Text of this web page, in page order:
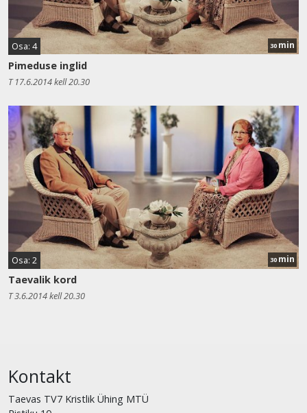
Osa: 4 30 min
Pimeduse inglid
T 17.6.2014 kell 20.30
Osa: 2 30 min
Taevalik kord
T 3.6.2014 kell 20.30
Kontakt
Taevas TV7 Kristlik Ühing MTÜ